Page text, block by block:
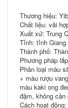
Thương hiệu:
Chất liệu: vải
Xuất xứ: Trung
Tỉnh: tỉnh Giang
Thành phố:
Phương pháp
Phân loại màu
+ màu rượu
màu kaki ong
đậm, không
Cách hoạt